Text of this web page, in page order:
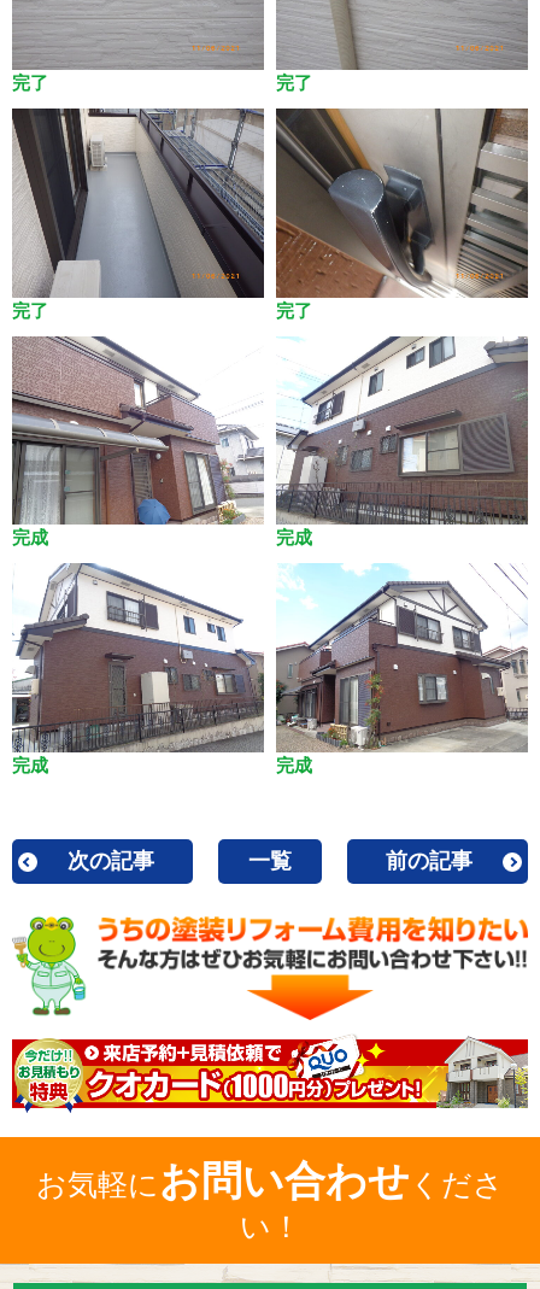
完了 完了
完了 完了
完成 完成
完成 完成
次の記事 一覧 前の記事
お気軽に お問い合わせ くださ
い！